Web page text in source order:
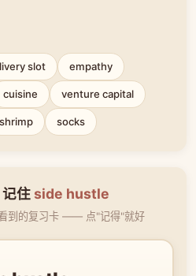
slot empathy
cuisine venture capital
shrimp socks
住side hustle
到的复习卡 —— 点"记得"就好